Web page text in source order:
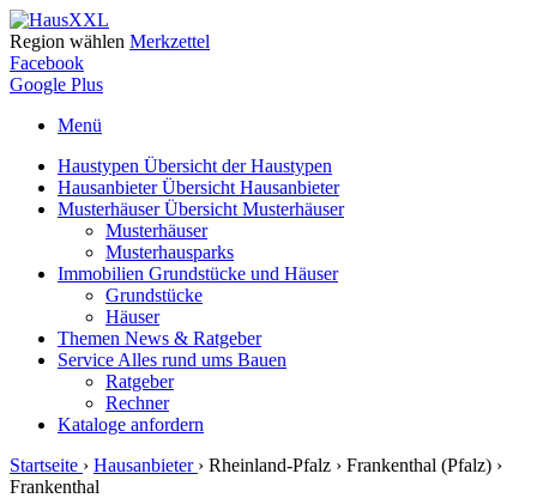
Region wählen Merkzettel
Facebook
Google Plus
Menü
Haustypen Übersicht der Haustypen
HausanbieterÜbersicht Hausanbieter
MusterhäuserÜbersicht Musterhäuser
Musterhäuser
Musterhausparks
Immobilien Grundstücke und Häuser
Grundstücke
Häuser
Themen News & Ratgeber
Service Alles rund ums Bauen
Ratgeber
Rechner
Kataloge anfordern
Startseite › Hausanbieter › Rheinland-Pfalz › Frankenthal (Pfalz) ›
Frankenthal